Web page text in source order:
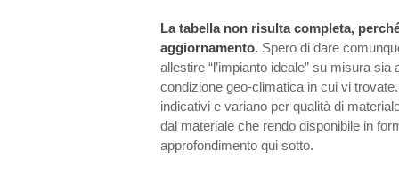
La tabella non risulta completa,
aggiornamento. Spero di dare
allestire “l’impianto ideale” su misura
condizione geo-climatica in cui vi
indicativi e variano per qualità di
dal materiale che rendo disponibile in
approfondimento qui sotto.